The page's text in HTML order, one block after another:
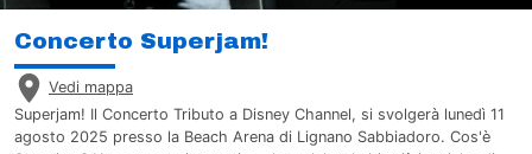
Concerto Superjam!
Vedi mappa
Superjam! Il Concerto Tributo a Disney Channel, si svolgerà lunedì 11
agosto 2025 presso la Beach Arena di Lignano Sabbiadoro. Cos'è